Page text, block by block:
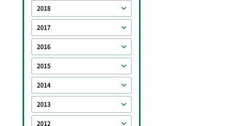
2018
2017
2016
2015
2014
2013
2012